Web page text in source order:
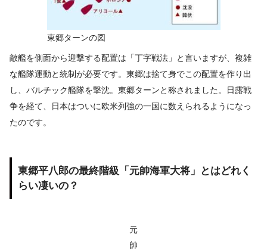
東郷ターンの図
敵艦を側面から迎撃する配置は「丁字戦法」と言いますが、複雑
な艦隊運動と統制が必要です。東郷は捨て身でこの配置を作り出
し、バルチック艦隊を撃沈。東郷ターンと称されました。日露戦
争を経て、日本はついに欧米列強の一国に数えられるようになっ
たのです。
東郷平八郎の最終階級「元帥海軍大将」とはどれく
らい凄いの？
元
帥